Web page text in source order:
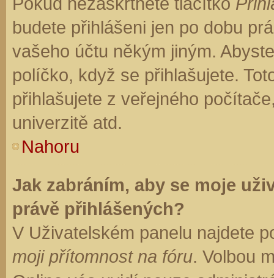
budete přihlášeni jen po dobu
vašeho účtu někým jiným.
políčko, když se přihlašujete.
přihlašujete z veřejného
univerzitě atd.
Nahoru
Jak zabráním, aby se moje
právě přihlášených?
V Uživatelském panelu najdete
moji přítomnost na fóru. Volbou